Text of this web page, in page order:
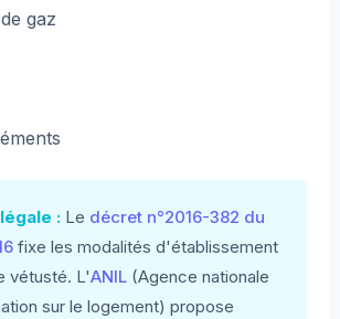
gaz
: Le décret n°2016-382 du
fixe les modalités d'établissement
vétusté. L'ANIL (Agence nationale
sur le logement) propose